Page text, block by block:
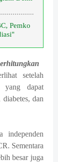
Pemko
setelah
yang dapat
dan
independen
Sementara
besar juga